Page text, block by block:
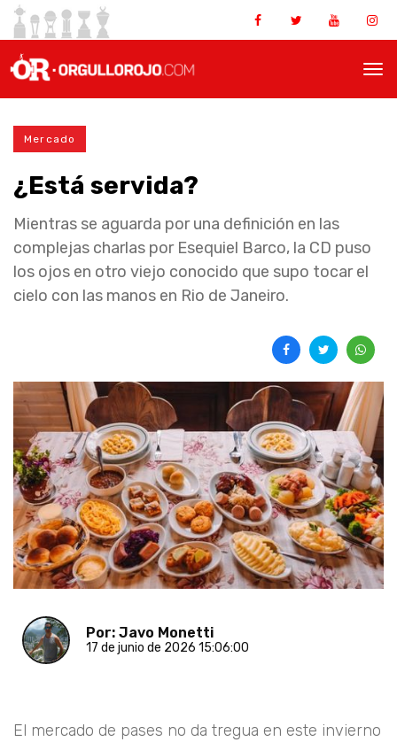
Mercado
¿Está servida?
Mientras se aguarda por una definición en las
complejas charlas por Esequiel Barco, la CD puso
los ojos en otro viejo conocido que supo tocar el
cielo con las manos en Rio de Janeiro.
Por: Javo Monetti
17 de junio de 2026 15:06:00
El mercado de pases no da tregua en este invierno